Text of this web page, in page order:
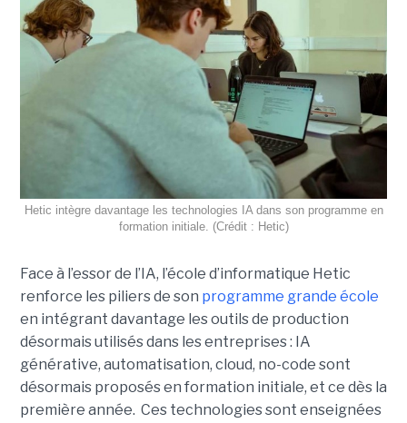
Hetic intègre davantage les technologies IA dans son programme en
formation initiale. (Crédit : Hetic)
Face à l’essor de l’IA, l’école d’informatique Hetic
renforce les piliers de son programme grande école
en intégrant davantage les outils de production
désormais utilisés dans les entreprises : IA
générative, automatisation, cloud, no-code sont
désormais proposés en formation initiale, et ce dès la
première année. Ces technologies sont enseignées